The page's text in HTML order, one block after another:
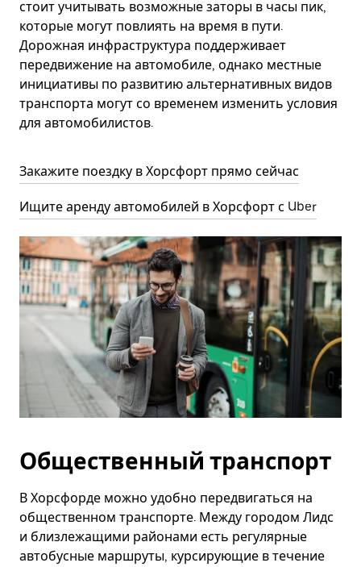
стоит учитывать возможные заторы в часы пик,
которые могут повлиять на время в пути.
Дорожная инфраструктура поддерживает
передвижение на автомобиле, однако местные
инициативы по развитию альтернативных видов
транспорта могут со временем изменить условия
для автомобилистов.
Закажите поездку в Хорсфорт прямо сейчас
Ищите аренду автомобилей в Хорсфорт с Uber
Общественный транспорт
В Хорсфорде можно удобно передвигаться на
общественном транспорте. Между городом Лидс
и близлежащими районами есть регулярные
автобусные маршруты, курсирующие в течение